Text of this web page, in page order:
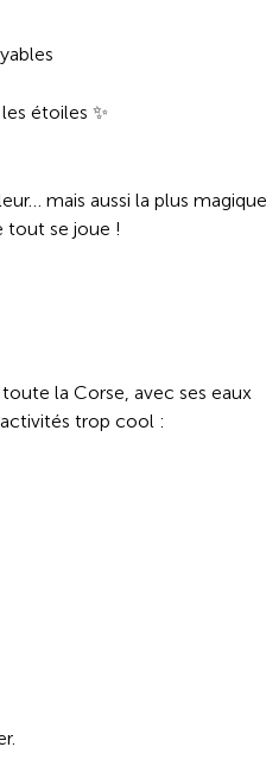
étoiles ✨
mais aussi la plus
tout se joue !
la Corse, avec ses eaux
trop cool :